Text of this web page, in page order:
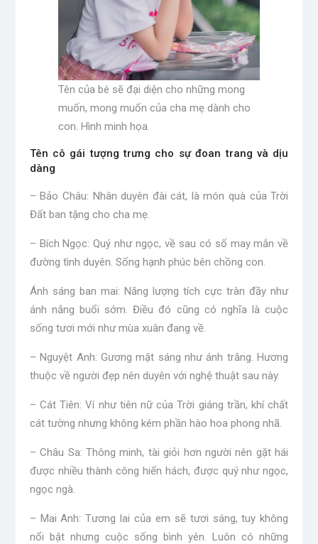
Tên của bé sẽ đại diện cho những mong
muốn, mong muốn của cha mẹ dành cho
con. Hình minh họa.
Tên cô gái tượng trưng cho sự đoan trang và dịu
dàng
– Bảo Châu: Nhân duyên đài cát, là món quà của Trời
Đất ban tặng cho cha mẹ.
– Bích Ngọc: Quý như ngọc, về sau có số may mắn về
đường tình duyên. Sống hạnh phúc bên chồng con.
Ánh sáng ban mai: Năng lượng tích cực tràn đầy như
ánh nắng buổi sớm. Điều đó cũng có nghĩa là cuộc
sống tươi mới như mùa xuân đang về.
– Nguyệt Anh: Gương mặt sáng như ánh trăng. Hương
thuộc về người đẹp nên duyên với nghệ thuật sau này.
– Cát Tiên: Ví như tiên nữ của Trời giáng trần, khí chất
cát tường nhưng không kém phần hào hoa phong nhã.
– Châu Sa: Thông minh, tài giỏi hơn người nên gặt hái
được nhiều thành công hiển hách, được quý như ngọc,
ngọc ngà.
– Mai Anh: Tương lai của em sẽ tươi sáng, tuy không
nổi bật nhưng cuộc sống bình yên. Luôn có những